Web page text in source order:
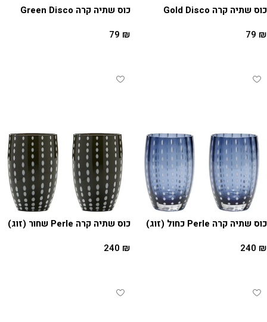
כוס שתיה קרה Gold Disco
79 ₪
כוס שתיה קרה Green Disco
79 ₪
כוס שתיה קרה Perle כחול (זוג)
240 ₪
כוס שתיה קרה Perle שחור (זוג)
240 ₪